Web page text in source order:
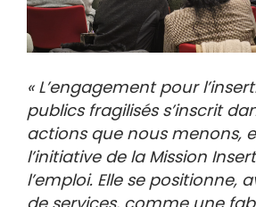
« L’engagement pour
publics fragilisés s’inscrit
actions que nous menons,
l’initiative de la Mission
l’emploi. Elle se positionne,